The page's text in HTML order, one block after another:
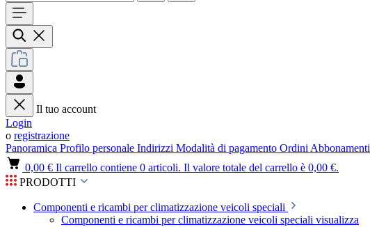
Il tuo account
Login
o registrazione
Panoramica Profilo personale Indirizzi Modalità di pagamento Ordini Abbonamenti
0,00 € Il carrello contiene 0 articoli. Il valore totale del carrello è 0,00 €.
PRODOTTI
Componenti e ricambi per climatizzazione veicoli speciali
Componenti e ricambi per climatizzazione veicoli speciali visualizza